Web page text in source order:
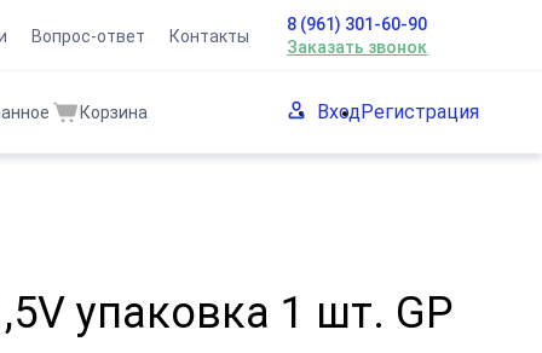
Вопрос-ответ Контакты
8 (961) 301-60-90
Заказать звонок
Корзина ВходРегистрация
упаковка 1 шт. GP